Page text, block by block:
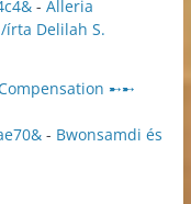
- Alleria
írta Delilah S.
➸➸
- Bwonsamdi és